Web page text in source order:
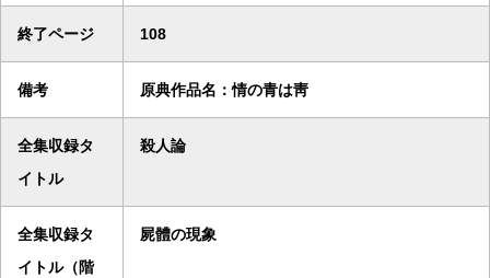
終了ページ 108
備考 原典作品名：情の青は靑
全集収録タ
イトル
殺人論
全集収録タ
イトル（階
屍體の現象